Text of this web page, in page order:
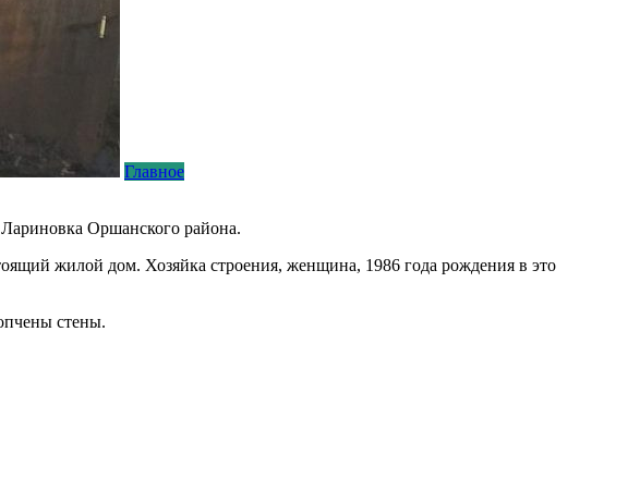
Главное
Лариновка Оршанского района.
жилой дом. Хозяйка строения, женщина, 1986 года рождения в это
стены.